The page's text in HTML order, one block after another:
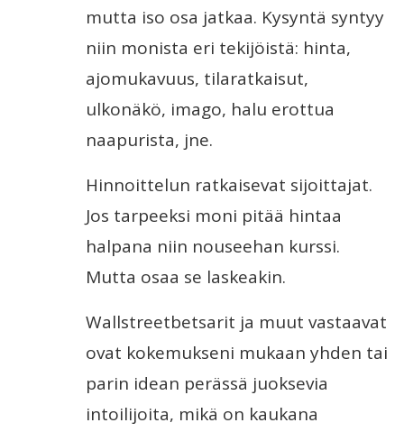
mutta iso osa jatkaa. Kysyntä syntyy
niin monista eri tekijöistä: hinta,
ajomukavuus, tilaratkaisut,
ulkonäkö, imago, halu erottua
naapurista, jne.
Hinnoittelun ratkaisevat sijoittajat.
Jos tarpeeksi moni pitää hintaa
halpana niin nouseehan kurssi.
Mutta osaa se laskeakin.
Wallstreetbetsarit ja muut vastaavat
ovat kokemukseni mukaan yhden tai
parin idean perässä juoksevia
intoilijoita, mikä on kaukana